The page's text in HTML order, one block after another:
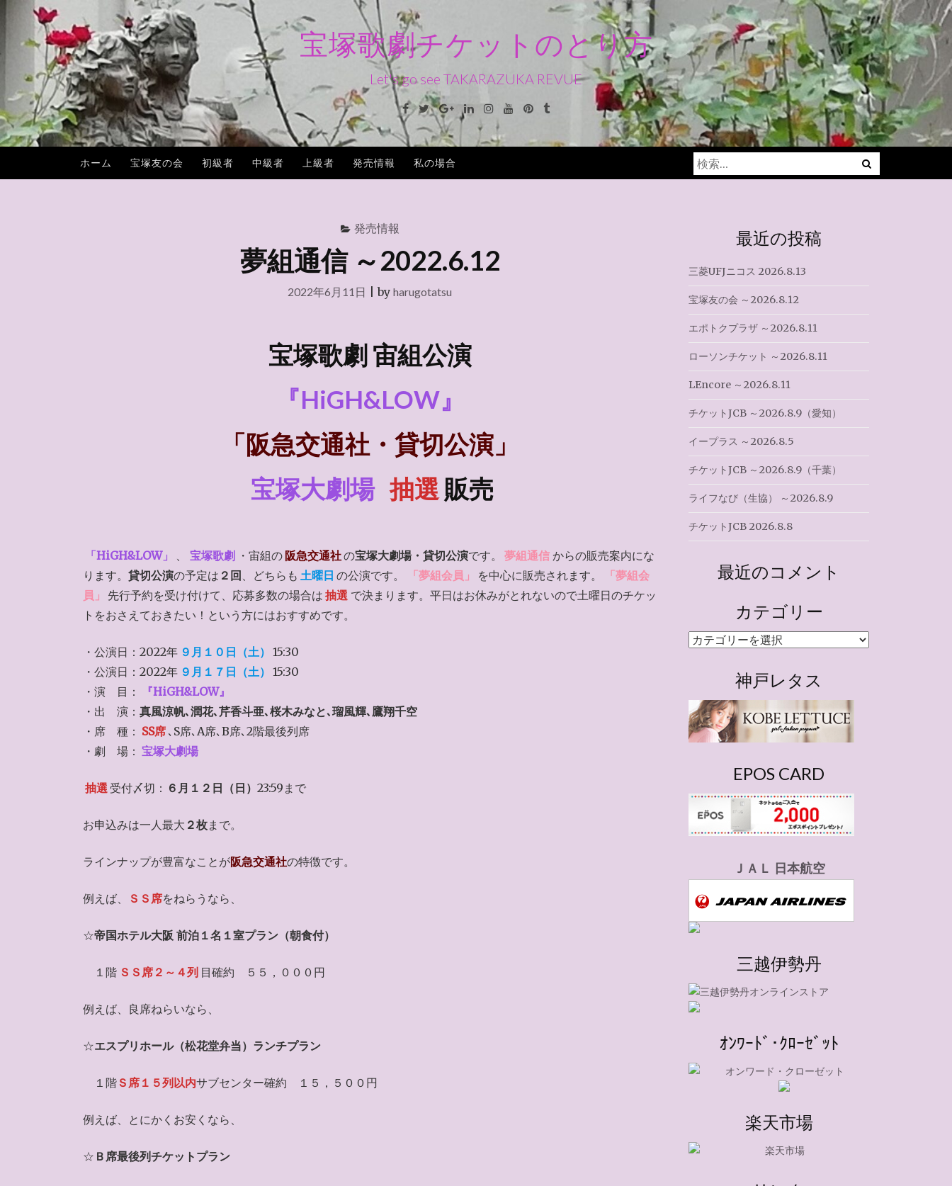
へ
ス
キ
宝塚歌劇チケットのとり方
Let's go see TAKARAZUKA REVUE
Facebook
TwitterGoogle+LinkedinInstagramYoutubePinterest
Tumblr
ホーム 宝塚友の会 初級者 中級者 上級者 発売情報 私の場合
検
索:
発売情報
夢組通信 ～2022.6.12
2022年6月11日 |by harugotatsu
宝塚歌劇 宙組公演
『HiGH&LOW』
「阪急交通社・貸切公演」
宝塚大劇場 抽選 販売
「HiGH&LOW」 、 宝塚歌劇 ・宙組の 阪急交通社の宝塚大劇場・貸切公演です。 夢組通信 からの販売案内にな
ります。 貸切公演の予定は ２回 、どちらも 土曜日 の公演です。 「夢組会員」 を中心に販売されます。
「夢組会
員」
先行予約を受け付けて、応募多数の場合は 抽選 で決まります。平日はお休みがとれないので土曜日のチケッ
トをおさえておきたい！という方にはおすすめです。
・公演日：2022年 ９月１０日（土）
15:30
・公演日：2022年 ９月１７日（土）
15:30
・演 目：
『HiGH&LOW』
・出 演： 真風涼帆､潤花､芹香斗亜､桜木みなと､瑠風輝､鷹翔千空
・席 種： SS席 ､S席､A席､B席､2階最後列席
・劇 場： 宝塚大劇場
抽選 受付〆切： ６月１２日（日）23:59まで
お申込みは一人最大 ２枚まで。
ラインナップが豊富なことが阪急交通社の特徴です。
例えば、 ＳＳ席をねらうなら、
☆帝国ホテル大阪 前泊１名１室プラン（朝食付）
１階 ＳＳ席２～４列 目確約 ５５，０００円
例えば、良席ねらいなら、
☆エスプリホール（松花堂弁当）ランチプラン
１階Ｓ席１５列以内サブセンター確約 １５，５００円
例えば、とにかくお安くなら、
☆ Ｂ席最後列チケットプラン
最近の投稿
三菱UFJニコス 2026.8.13
宝塚友の会 ～2026.8.12
エポトクプラザ ～2026.8.11
ローソンチケット ～2026.8.11
LEncore ～2026.8.11
チケットJCB ～2026.8.9（愛知）
イープラス ～2026.8.5
チケットJCB ～2026.8.9（千葉）
ライフなび（生協） ～2026.8.9
チケットJCB 2026.8.8
最近のコメント
カテゴリー
カ
ー
神戸レタス
EPOS CARD
ＪＡＬ 日本航空
三越伊勢丹
ｵﾝﾜｰﾄﾞ･ｸﾛｰｾﾞｯﾄ
楽天市場